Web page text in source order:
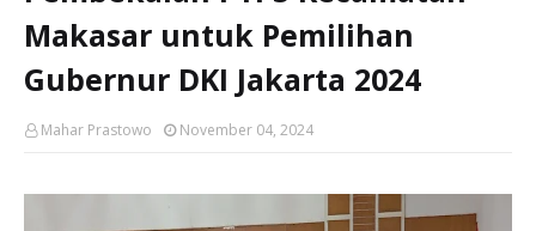
Makasar untuk Pemilihan
Gubernur DKI Jakarta 2024
Mahar Prastowo November 04, 2024